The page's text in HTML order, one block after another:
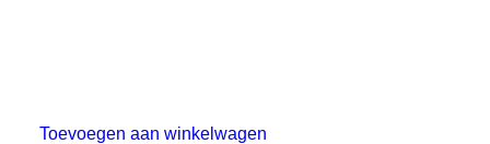
Toevoegen aan winkelwagen